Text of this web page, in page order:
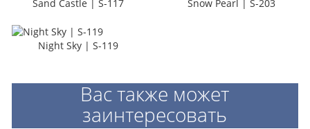
Sand Castle | S-117 Snow Pearl | S-203
Night Sky | S-119
Вас также может
заинтересовать